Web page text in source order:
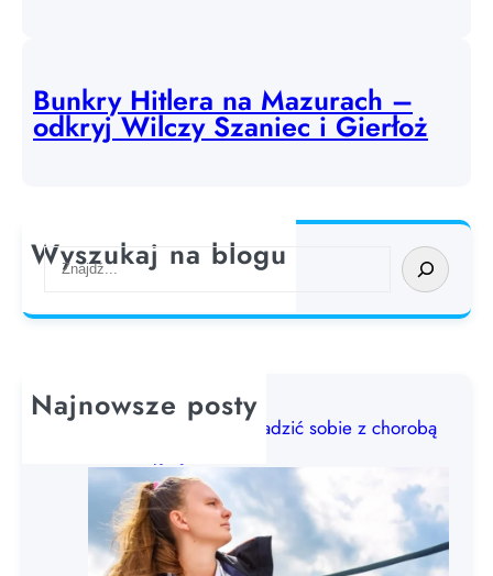
Bunkry Hitlera na Mazurach –
odkryj Wilczy Szaniec i Gierłoż
Wyszukaj na blogu
S
a
h
Najnowsze posty
Choroba morska: jak radzić sobie z chorobą